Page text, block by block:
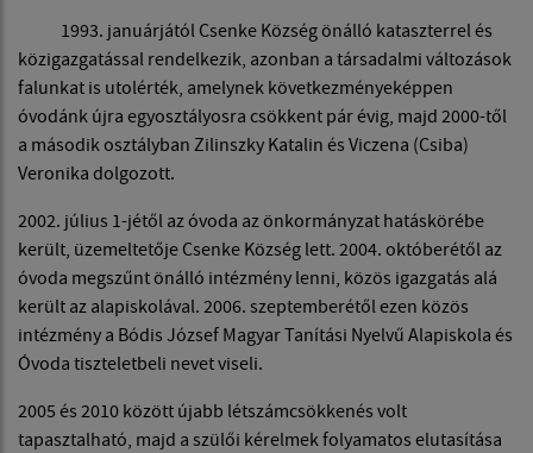
1993. januárjától Csenke Község önálló kataszterrel és
közigazgatással rendelkezik, azonban a társadalmi változások
falunkat is utolérték, amelynek következményeképpen
óvodánk újra egyosztályosra csökkent pár évig, majd 2000-től
a második osztályban Zilinszky Katalin és Viczena (Csiba)
Veronika dolgozott.
2002. július 1-jétől az óvoda az önkormányzat hatáskörébe
került, üzemeltetője Csenke Község lett. 2004. októberétől az
óvoda megszűnt önálló intézmény lenni, közös igazgatás alá
került az alapiskolával. 2006. szeptemberétől ezen közös
intézmény a Bódis József Magyar Tanítási Nyelvű Alapiskola és
Óvoda tiszteletbeli nevet viseli.
2005 és 2010 között újabb létszámcsökkenés volt
tapasztalható, majd a szülői kérelmek folyamatos elutasítása